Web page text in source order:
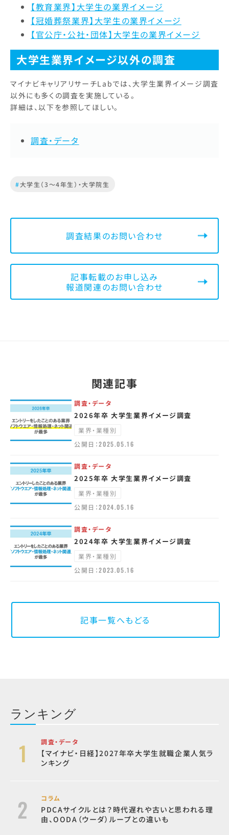
【教育業界】大学生の業界イメージ
【冠婚葬祭業界】大学生の業界イメージ
【官公庁・公社・団体】大学生の業界イメージ
大学生業界イメージ以外の調査
マイナビキャリアリサーチLabでは、大学生業界イメージ調査
以外にも多くの調査を実施している。
詳細は、以下を参照してほしい。
調査・データ
#大学生（3～4年生）・大学院生
調査結果のお問い合わせ
記事転載のお申し込み
報道関連のお問い合わせ
関連記事
調査・データ
2026年卒 大学生業界イメージ調査
業界・業種別
公開日：2025.05.16
調査・データ
2025年卒 大学生業界イメージ調査
業界・業種別
公開日：2024.05.16
調査・データ
2024年卒 大学生業界イメージ調査
業界・業種別
公開日：2023.05.16
記事一覧へもどる
ランキング
調査・データ
【マイナビ・日経】2027年卒大学生就職企業人気ラ
ンキング
コラム
PDCAサイクルとは？時代遅れや古いと思われる理
由、OODA（ウーダ）ループとの違いも